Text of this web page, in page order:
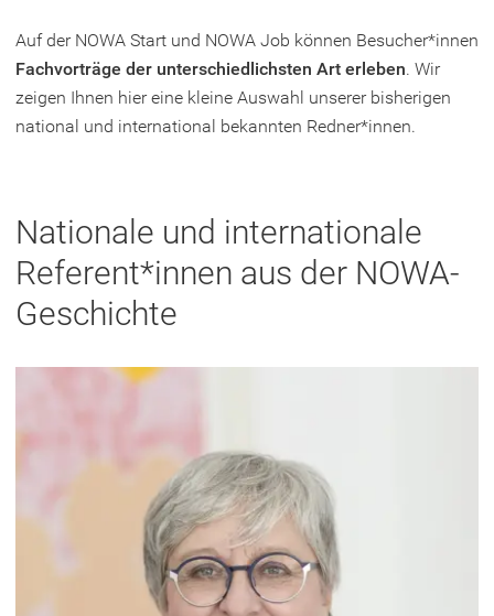
Auf der NOWA Start und NOWA Job können Besucher*innen
Fachvorträge der unterschiedlichsten Art erleben. Wir
zeigen Ihnen hier eine kleine Auswahl unserer bisherigen
national und international bekannten Redner*innen.
Nationale und internationale
Referent*innen aus der NOWA-
Geschichte